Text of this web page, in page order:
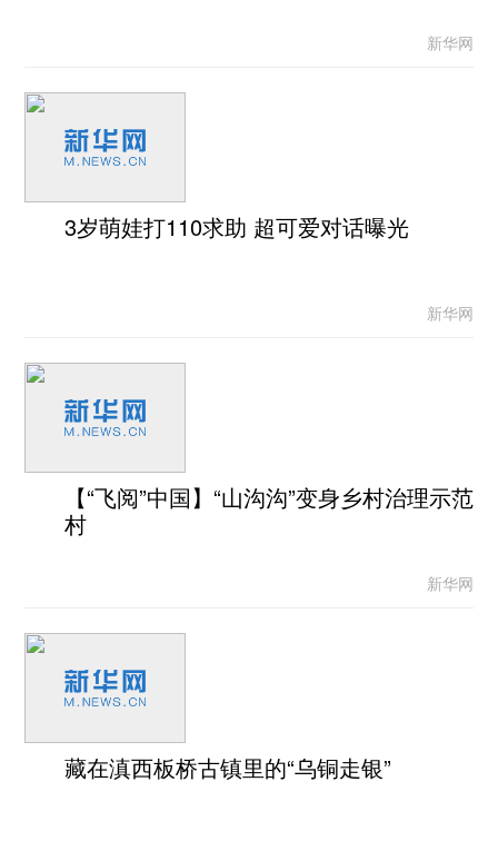
新华网
3岁萌娃打110求助 超可爱对话曝光
新华网
【“飞阅”中国】“山沟沟”变身乡村治理示范
村
新华网
藏在滇西板桥古镇里的“乌铜走银”